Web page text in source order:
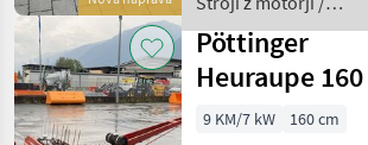
123 kg Klappbare
Lavrih
Pöttinger
Heuraupe 160
9 KM/7 kW
160 cm